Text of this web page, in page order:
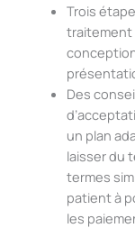
Trois
traitement
Des
un plan
laisser du
termes
patient à
les